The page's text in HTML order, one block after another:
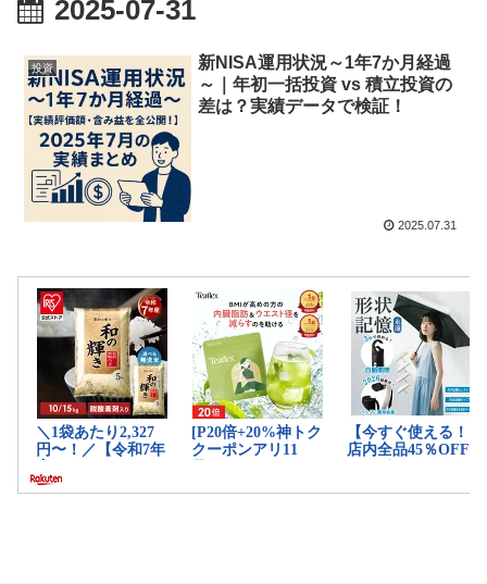
2025-07-31
投資
新NISA運用状況～1年7か月経過
～｜年初一括投資 vs 積立投資の
差は？実績データで検証！
2025.07.31